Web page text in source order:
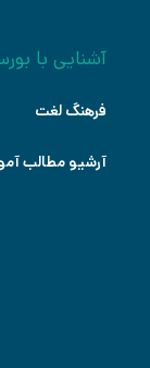
آشنایی با
فرهنگ لغت
آرشیو مطالب